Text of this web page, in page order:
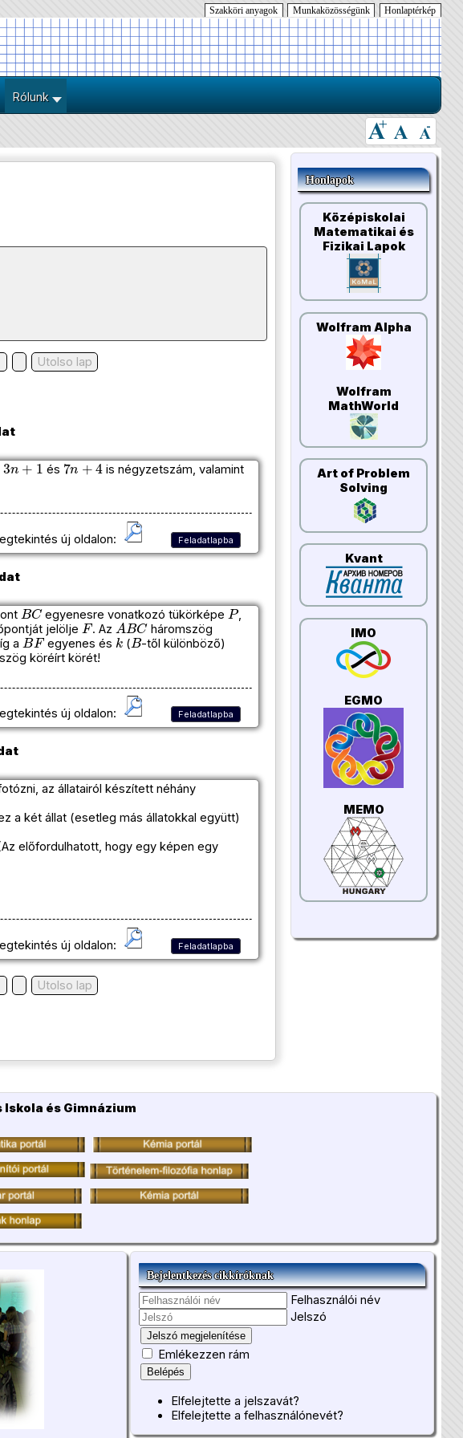
Honlaptérkép
Munkaközösségünk
Szakköri anyagok
Rólunk
Utolso lap
3n+1
és
7n+4
is négyzetszám, valamint
új oldalon: Feladatlapba
BC
egyenesre vonatkozó tükörképe
P
,
jelölje
F
. Az
ABC
háromszög
a
BF
egyenes és
k
(
B
-től különböző)
köréírt körét!
új oldalon: Feladatlapba
az állatairól készített néhány
a két állat (esetleg más állatokkal együtt)
előfordulhatott, hogy egy képen egy
új oldalon: Feladatlapba
Utolso lap
Honlapok
Középiskolai
Matematikai és
Fizikai Lapok
Wolfram Alpha
Wolfram
MathWorld
Art of Problem
Solving
Kvant
IMO
EGMO
MEMO
és Gimnázium
Bejelentkezés cikkíróknak
Felhasználói név
Jelszó
Jelszó megjelenítése
Emlékezzen rám
Belépés
Elfelejtette a jelszavát?
Elfelejtette a felhasználónevét?